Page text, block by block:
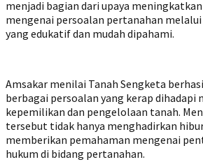
menjadi bagian dari upaya
mengenai persoalan pertanahan
yang edukatif dan mudah dipahami.
Amsakar menilai Tanah Sengketa
berbagai persoalan yang kerap
kepemilikan dan pengelolaan tanah.
tersebut tidak hanya menghadirkan
memberikan pemahaman mengenai
hukum di bidang pertanahan.